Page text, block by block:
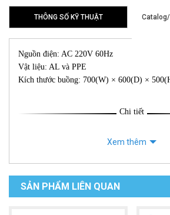
THÔNG SỐ KỸ THUẬT
Nguồn điện: AC 220V 60Hz
Vật liệu: AL và PPE
Kích thước buồng: 700(W) × 600(D) ×
Chi tiết
Xem thêm
SẢN PHẨM LIÊN QUAN